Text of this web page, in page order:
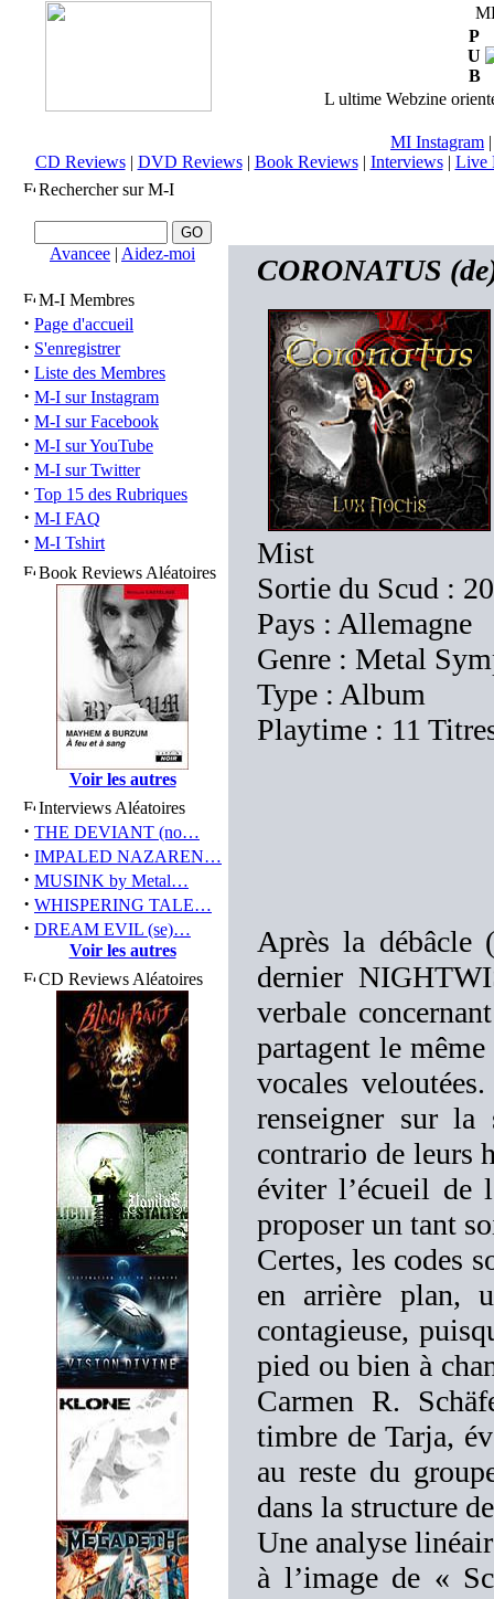
P
U
B
L ultime Webzine
MI Instagram
CD Reviews| DVD Reviews| Book Reviews| Interviews| Live
Rechercher sur M-I
Avancee | Aidez-moi
M-I Membres
· Page d'accueil
· S'enregistrer
· Liste des Membres
· M-I sur Instagram
· M-I sur Facebook
· M-I sur YouTube
· M-I sur Twitter
· Top 15 des Rubriques
· M-I FAQ
· M-I Tshirt
Book Reviews Aléatoires
Voir les autres
Interviews Aléatoires
· THE DEVIANT (no…
· IMPALED NAZAREN…
· MUSINK by Metal…
· WHISPERING TALE…
· DREAM EVIL (se)…
Voir les autres
CD Reviews Aléatoires
CORONATUS
Mist
Sortie du Scud :
Pays : Allemagne
Genre : Metal
Type : Album
Playtime : 11
Après la
dernier
verbale
partagent le
vocales
renseigner sur la
contrario de leurs
éviter l’écueil de
proposer un tant
Certes, les codes
en arrière plan,
contagieuse,
pied ou bien à
Carmen R.
timbre de Tarja,
au reste du
dans la structure
Une analyse
à l’image de «